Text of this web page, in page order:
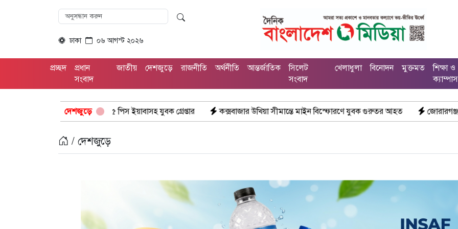
ঢাকা ০৬ আগস্ট ২০২৬
প্রচ্ছদ
প্রধান
সংবাদ
জাতীয় দেশজুড়ে রাজনীতি অর্থনীতি আন্তর্জাতিক
সিলেট
সংবাদ
খেলাধুলা বিনোদন মুক্তমত
শিক্ষা ও
ক্যাম্পাস
দেশজুড়ে
১৫ পিস ইয়াবাসহ যুবক গ্রেপ্তার কক্সবাজার উখিয়া সীমান্তে মাইন বিস্ফোরণে যুবক গুরুতর আহত জোরারগঞ্জ থানা পুলিশের বিশেষ
/ দেশজুড়ে